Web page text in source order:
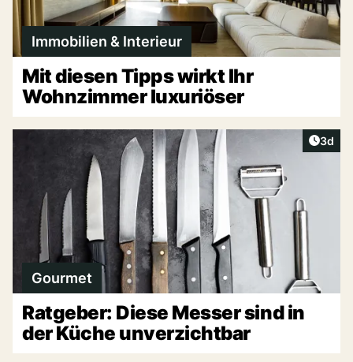
Immobilien & Interieur
Mit diesen Tipps wirkt Ihr
Wohnzimmer luxuriöser
3d
Gourmet
Ratgeber: Diese Messer sind in
der Küche unverzichtbar